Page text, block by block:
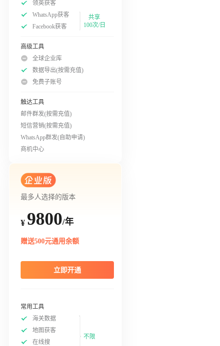
领英获客
WhatsApp获客
Facebook获客
共享
100次/日
高级工具
全球企业库
数据导出(按需充值)
免费子账号
触达工具
邮件群发(按需充值)
短信营销(按需充值)
WhatsApp群发(自助申请)
商机中心
最多人选择的版本
¥ 9800/年
赠送500元通用余额
立即开通
常用工具
海关数据
地图获客
在线搜
不限